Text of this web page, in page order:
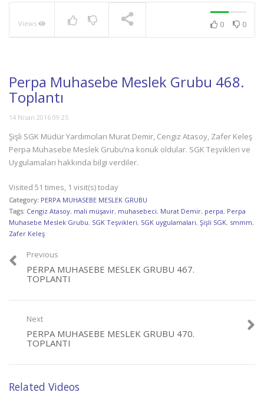
Views 0 0
Perpa Muhasebe Meslek Grubu 468.
Toplantı
14 Nisan 2016 09:25
Şişli SGK Müdür Yardımcıları Murat Demir, Cengiz Atasoy, Zafer Keleş
Perpa Muhasebe Meslek Grubu’na konuk oldular. SGK Teşvikleri ve
Uygulamaları hakkında bilgi verdiler.
Visited 51 times, 1 visit(s) today
Category: PERPA MUHASEBE MESLEK GRUBU
Tags: Cengiz Atasoy, mali müşavir, muhasebeci, Murat Demir, perpa, Perpa
Muhasebe Meslek Grubu, SGK Teşvikleri, SGK uygulamaları, Şişli SGK, smmm,
Zafer Keleş
Previous
PERPA MUHASEBE MESLEK GRUBU 467.
TOPLANTI
Next
PERPA MUHASEBE MESLEK GRUBU 470.
TOPLANTI
Related Videos